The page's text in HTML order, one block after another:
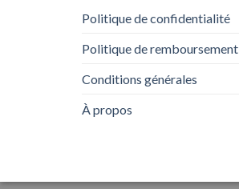
Politique de confidentialité
Politique de
Conditions générales
À propos